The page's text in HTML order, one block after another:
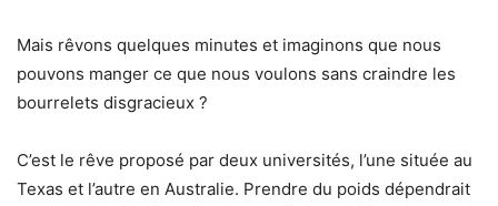
Mais rêvons quelques minutes et imaginons que nous
pouvons manger ce que nous voulons sans craindre les
bourrelets disgracieux ?
C’est le rêve proposé par deux universités, l’une située au
Texas et l’autre en Australie. Prendre du poids dépendrait